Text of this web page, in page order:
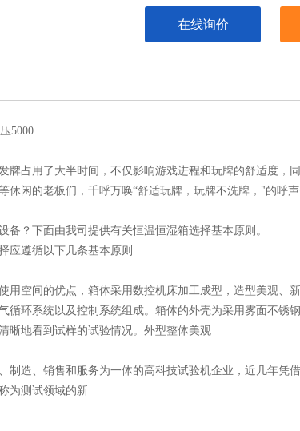
在线询价
5000
牌占用了大半时间，不仅影响游戏进程和玩牌的舒适度，
休闲的老板们，千呼万唤“舒适玩牌，玩牌不洗牌，"的呼
备？下面由我司提供有关恒温恒湿箱选择基本原则。
应遵循以下几条基本原则
用空间的优点，箱体采用数控机床加工成型，造型美观、
循环系统以及控制系统组成。箱体的外壳为采用雾面不锈
晰地看到试样的试验情况。外型整体美观
造、销售和服务为一体的高科技试验机企业，近几年凭
为测试领域的新